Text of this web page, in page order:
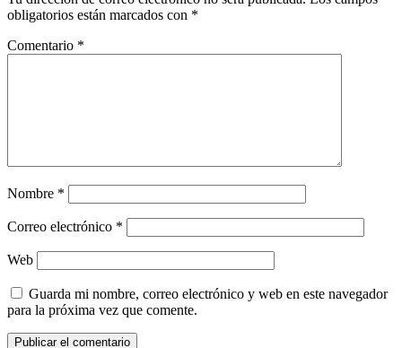
obligatorios están marcados con *
Comentario *
Nombre *
Correo electrónico *
Web
Guarda mi nombre, correo electrónico y web en este navegador
para la próxima vez que comente.